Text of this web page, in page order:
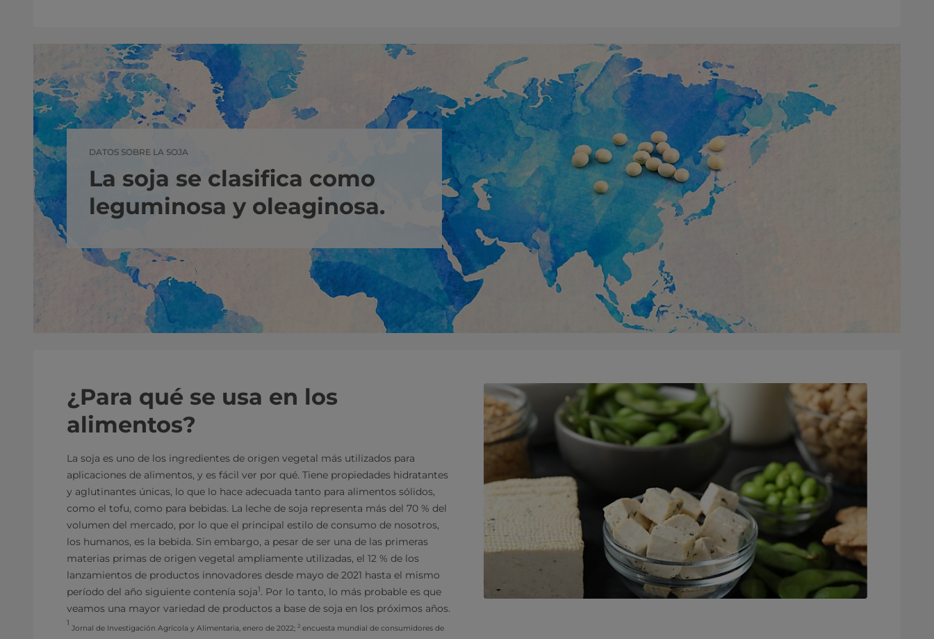
DATOS SOBRE LA SOJA
La soja se clasifica como
leguminosa y oleaginosa.
¿Para qué se usa en los
alimentos?
La soja es uno de los ingredientes de origen vegetal más utilizados para
aplicaciones de alimentos, y es fácil ver por qué. Tiene propiedades hidratantes
y aglutinantes únicas, lo que lo hace adecuada tanto para alimentos sólidos,
como el tofu, como para bebidas. La leche de soja representa más del 70 % del
volumen del mercado, por lo que el principal estilo de consumo de nosotros,
los humanos, es la bebida. Sin embargo, a pesar de ser una de las primeras
materias primas de origen vegetal ampliamente utilizadas, el 12 % de los
lanzamientos de productos innovadores desde mayo de 2021 hasta el mismo
período del año siguiente contenía soja1. Por lo tanto, lo más probable es que
veamos una mayor variedad de productos a base de soja en los próximos años.
1
Jornal de Investigación Agrícola y Alimentaria, enero de 2022; 2 encuesta mundial de consumidores de